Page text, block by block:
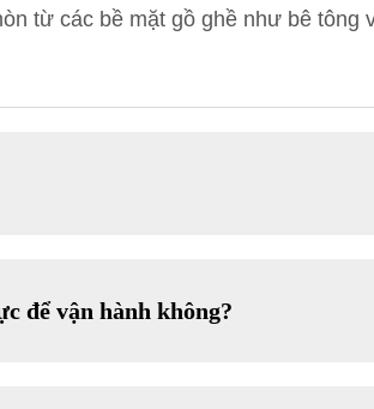
từ các bề mặt gồ ghề như bê tông
để vận hành không?